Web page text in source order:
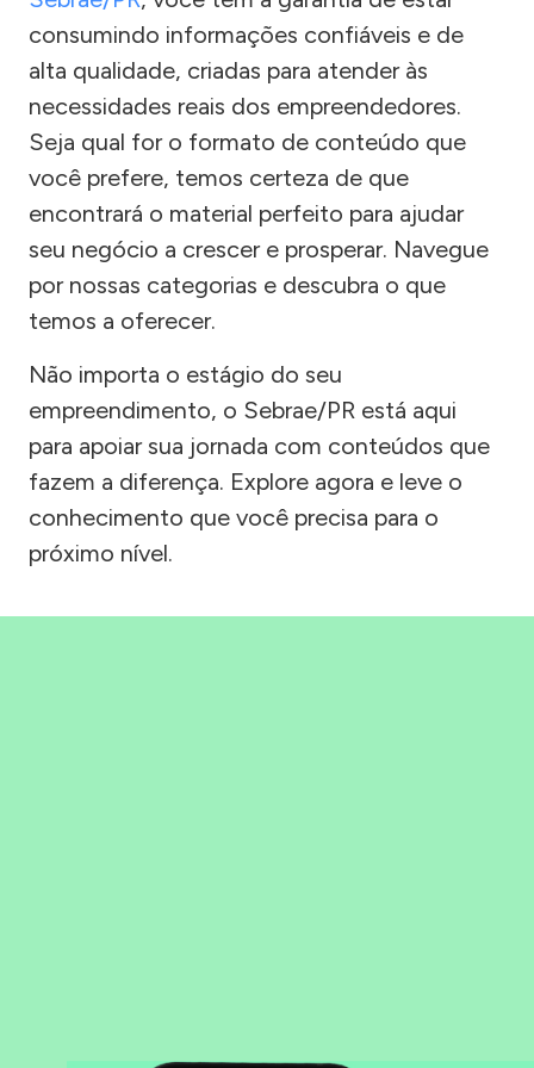
consumindo informações confiáveis e de
alta qualidade, criadas para atender às
necessidades reais dos empreendedores.
Seja qual for o formato de conteúdo que
você prefere, temos certeza de que
encontrará o material perfeito para ajudar
seu negócio a crescer e prosperar. Navegue
por nossas categorias e descubra o que
temos a oferecer.
Não importa o estágio do seu
empreendimento, o Sebrae/PR está aqui
para apoiar sua jornada com conteúdos que
fazem a diferença. Explore agora e leve o
conhecimento que você precisa para o
próximo nível.